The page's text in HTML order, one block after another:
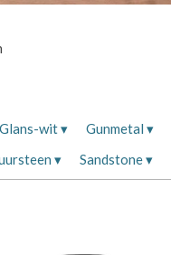
Glans-wit▾ Gunmetal ▾
▾ Sandstone▾